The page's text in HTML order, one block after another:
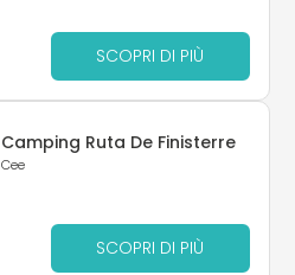
SCOPRI DI PIÙ
Camping Ruta De Finisterre
Cee
SCOPRI DI PIÙ